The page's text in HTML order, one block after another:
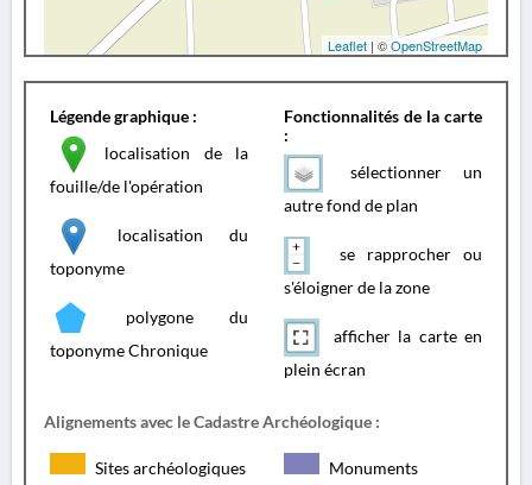
Leaflet| ©OpenStreetMap
Légende graphique :
localisation de la
fouille/de l'opération
localisation du
toponyme
polygone du
toponyme Chronique
Fonctionnalités de la carte
:
sélectionner un
autre fond de plan
se rapprocher ou
s'éloigner de la zone
afficher la carte en
plein écran
Alignements avec le Cadastre Archéologique :
Sites archéologiques Monuments